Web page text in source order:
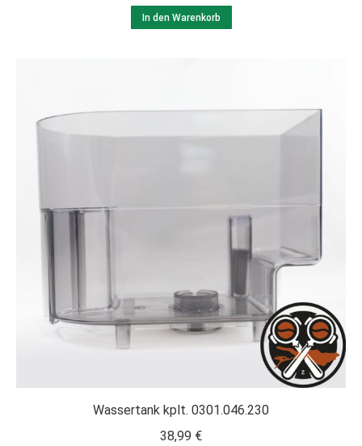
In den Warenkorb
Wassertank kplt. 0301.046.230
38,99 €